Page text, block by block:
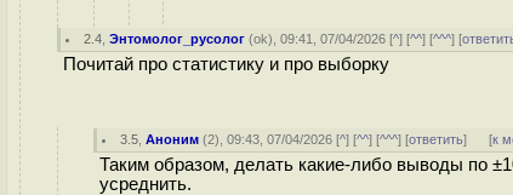
2.4 ,Энтомолог_русолог (ok), 09:41, 07/04/2026 [^] [^^] [^^^] [
Почитай про статистику и про выборку
3.5 ,Аноним (2), 09:43, 07/04/2026 [^] [^^] [^^^] [ответить] [к
Таким образом, делать какие-либо выводы по
усреднить.